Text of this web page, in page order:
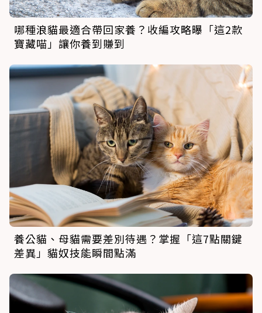
哪種浪貓最適合帶回家養？收編攻略曝「這2款
寶藏喵」讓你養到賺到
養公貓、母貓需要差別待遇？掌握「這7點關鍵
差異」貓奴技能瞬間點滿